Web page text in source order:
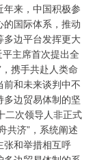
来，中国积极参
国际体系，推动
多边平台发挥更大
主席首次提出全
携手共赴人类命
和未来谈判中不
边贸易体制的坚
二次领导人非正式
共济”，系统阐述
张和举措相互呼